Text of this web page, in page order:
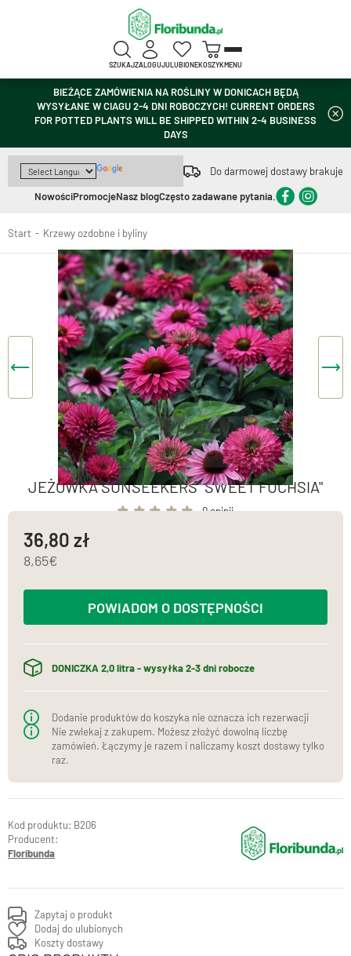
BIEŻĄCE ZAMÓWIENIA NA ROŚLINY W DONICACH BĘDĄ
WYSYŁANE W CIAGU 2-4 DNI ROBOCZYCH! CURRENT ORDERS
FOR POTTED PLANTS WILL BE SHIPPED WITHIN 2-4 BUSINESS
DAYS
Do darmowej dostawy brakuje
NowościPromocjeNasz blogCzęsto zadawane pytania.
SZUKAJZALOGUJULUBIONEKOSZYKMENU
Start Krzewy ozdobne i byliny
JEŻÓWKA SUNSEEKERS "SWEET FUCHSIA"
0 opinii
B206
Producent:
Floribunda
Zapytaj o produkt
Dodaj do ulubionych
Koszty dostawy
36,80
8,65
POWIADOM O DOSTĘPNOŚCI
DONICZKA 2,0 litra - wysyłka 2-3 dni robocze
Dodanie produktów do koszyka nie oznacza ich rezerwacji
Nie zwlekaj z zakupem. Możesz złożyć dowolną liczbę
zamówień. Łączymy je razem i naliczamy koszt dostawy tylko
raz.